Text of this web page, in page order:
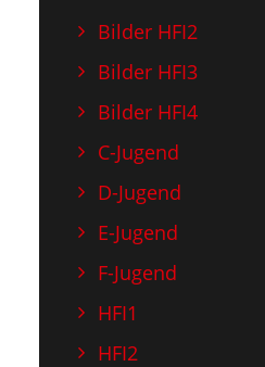
Bilder HFI2
Bilder HFI3
Bilder HFI4
C-Jugend
D-Jugend
E-Jugend
F-Jugend
HFI1
HFI2